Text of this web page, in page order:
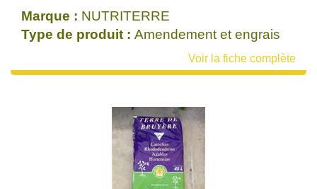
Marque : NUTRITERRE
Type de produit : Amendement et engrais
Voir la fiche complète